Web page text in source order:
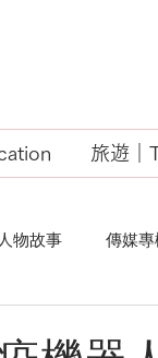
旅遊｜
人物故事 傳媒